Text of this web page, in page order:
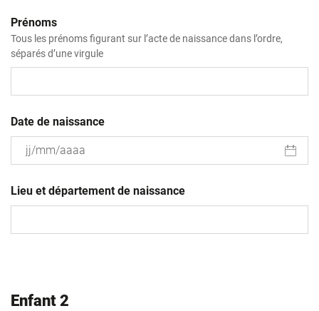
Prénoms
Tous les prénoms figurant sur l’acte de naissance dans l’ordre,
séparés d’une virgule
Date de naissance
slash
MM
Lieu et département de naissance
Enfant 2